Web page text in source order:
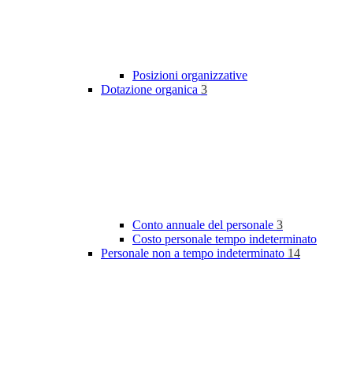
Posizioni organizzative
Dotazione organica 3
Conto annuale del personale 3
Costo personale tempo indeterminato
Personale non a tempo indeterminato 14